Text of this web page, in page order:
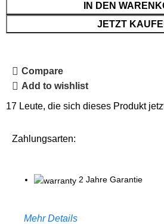
IN DEN
JETZT
Compare
Add to wishlist
17 Leute, die sich dieses Produkt
Zahlungsarten:
2 Jahre Garantie
Mehr Details